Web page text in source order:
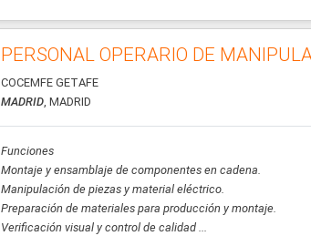
PERSONAL OPERARIO DE
COCEMFE GETAFE
MADRID, MADRID
Funciones
Montaje y ensamblaje de componentes en cadena.
Manipulación de piezas y material eléctrico.
Preparación de materiales para producción y montaje.
Verificación visual y control de calidad ...